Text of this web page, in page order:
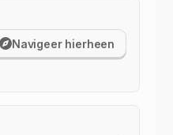
Navigeer hierheen